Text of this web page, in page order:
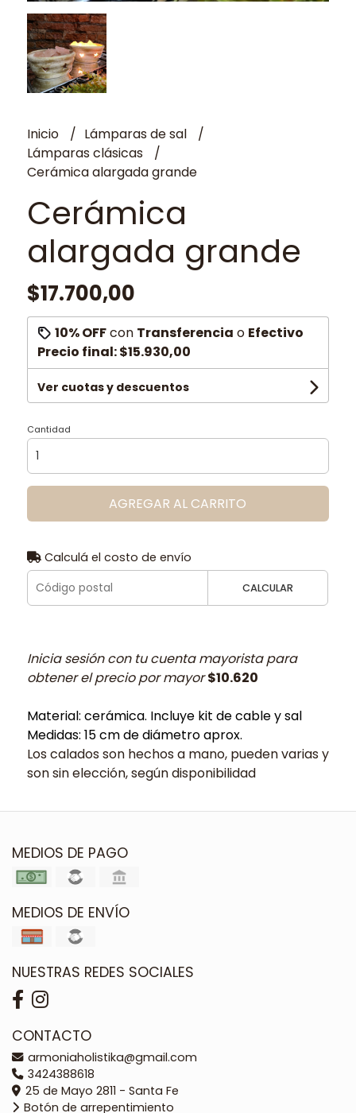
Inicio
Lámparas de sal
Lámparas clásicas
Cerámica alargada grande
Cerámica
alargada grande
$17.700,00
10% OFFcon Transferencia o Efectivo
Precio final:$15.930,00
Ver cuotas y descuentos
Cantidad
AGREGAR AL CARRITO
Calculá el costo de envío
CALCULAR
Inicia sesión con tu cuenta mayorista para
obtener el precio por mayor$10.620
Material: cerámica. Incluye kit de cable y sal
Medidas: 15 cm de diámetro aprox.
Los calados son hechos a mano, pueden varias y
son sin elección, según disponibilidad
MEDIOS DE PAGO
MEDIOS DE ENVÍO
NUESTRAS REDES SOCIALES
CONTACTO
armoniaholistika@gmail.com
3424388618
25 de Mayo 2811 - Santa Fe
Botón de arrepentimiento